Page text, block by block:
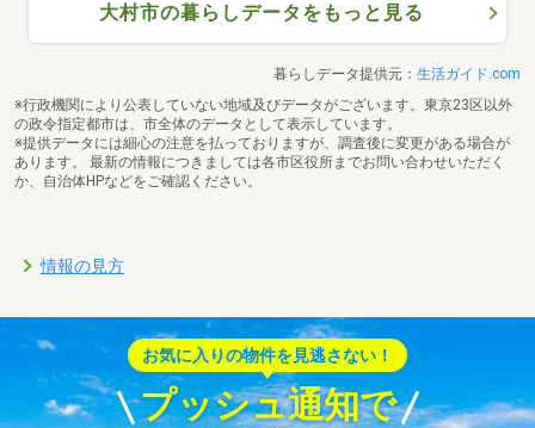
大村市の暮らしデータをもっと見る
暮らしデータ提供元： 生活ガイド.com
※行政機関により公表していない地域及びデータがございます。東京23区以外
の政令指定都市は、市全体のデータとして表示しています。
※提供データには細心の注意を払っておりますが、調査後に変更がある場合が
あります。 最新の情報につきましては各市区役所までお問い合わせいただく
か、自治体HPなどをご確認ください。
情報の見方
お気に入りの物件を見逃さない！
プッシュ通知で